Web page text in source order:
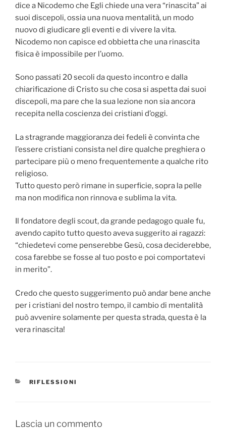
dice a Nicodemo che Egli chiede una vera “rinascita” ai
suoi discepoli, ossia una nuova mentalità, un modo
nuovo di giudicare gli eventi e di vivere la vita.
Nicodemo non capisce ed obbietta che una rinascita
fisica è impossibile per l’uomo.
Sono passati 20 secoli da questo incontro e dalla
chiarificazione di Cristo su che cosa si aspetta dai suoi
discepoli, ma pare che la sua lezione non sia ancora
recepita nella coscienza dei cristiani d’oggi.
La stragrande maggioranza dei fedeli è convinta che
l’essere cristiani consista nel dire qualche preghiera o
partecipare più o meno frequentemente a qualche rito
religioso.
Tutto questo però rimane in superficie, sopra la pelle
ma non modifica non rinnova e sublima la vita.
Il fondatore degli scout, da grande pedagogo quale fu,
avendo capito tutto questo aveva suggerito ai ragazzi:
“chiedetevi come penserebbe Gesù, cosa deciderebbe,
cosa farebbe se fosse al tuo posto e poi comportatevi
in merito”.
Credo che questo suggerimento può andar bene anche
per i cristiani del nostro tempo, il cambio di mentalità
può avvenire solamente per questa strada, questa è la
vera rinascita!
CATEGORIE
RIFLESSIONI
Lascia un commento